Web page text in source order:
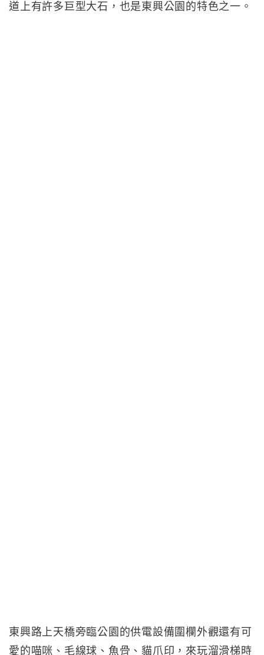
道上有許多巨型大石，也是東興公園的特色之一。
東興路上天橋旁臨公園的供電設備圍欄外觀還有可
愛的喵咪、毛線球、魚骨、貓爪印，來玩溜滑梯時